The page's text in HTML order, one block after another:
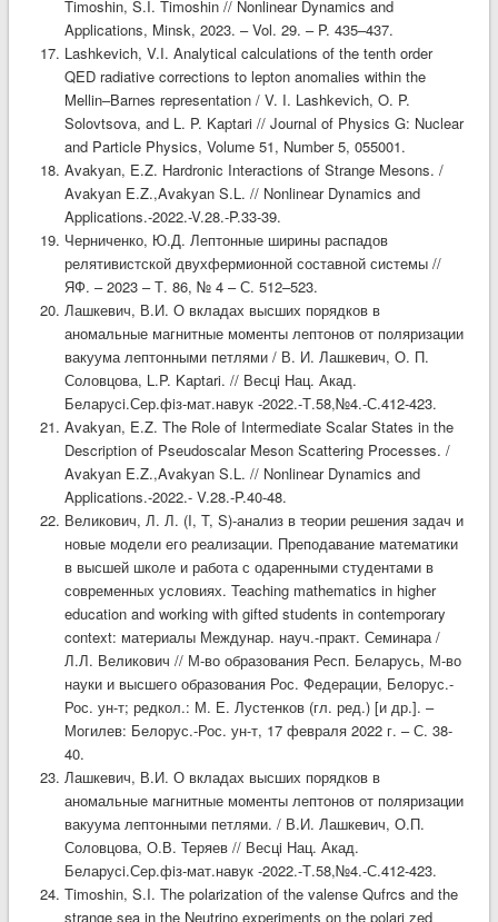
Timoshin, S.I. Timoshin // Nonlinear Dynamics and
Applications, Minsk, 2023. – Vol. 29. – P. 435–437.
Lashkevich, V.I. Analytical calculations of the tenth order
QED radiative corrections to lepton anomalies within the
Mellin–Barnes representation / V. I. Lashkevich, O. P.
Solovtsova, and L. P. Kaptari // Journal of Physics G: Nuclear
and Particle Physics, Volume 51, Number 5, 055001.
Avakyan, E.Z. Hardronic Interactions of Strange Mesons. /
Avakyan E.Z.,Avakyan S.L. // Nonlinear Dynamics and
Applications.-2022.-V.28.-P.33-39.
Черниченко, Ю.Д. Лептонные ширины распадов
релятивистской двухфермионной составной системы //
ЯФ. – 2023 – Т. 86, № 4 – С. 512–523.
Лашкевич, В.И. О вкладах высших порядков в
аномальные магнитные моменты лептонов от поляризации
вакуума лептонными петлями / В. И. Лашкевич, О. П.
Соловцова, L.P. Kaptari. // Весцi Нац. Акад.
Беларусi.Сер.фiз-мат.навук -2022.-Т.58,№4.-С.412-423.
Avakyan, E.Z. The Role of Intermediate Scalar States in the
Description of Pseudoscalar Meson Scattering Processes. /
Avakyan E.Z.,Avakyan S.L. // Nonlinear Dynamics and
Applications.-2022.- V.28.-P.40-48.
Великович, Л. Л. (I, T, S)-анализ в теории решения задач и
новые модели его реализации. Преподавание математики
в высшей школе и работа с одаренными студентами в
современных условиях. Teaching mathematics in higher
education and working with gifted students in contemporary
context: материалы Междунар. науч.-практ. Семинара /
Л.Л. Великович // М-во образования Респ. Беларусь, М-во
науки и высшего образования Рос. Федерации, Белорус.-
Рос. ун-т; редкол.: М. Е. Лустенков (гл. ред.) [и др.]. –
Могилев: Белорус.-Рос. ун-т, 17 февраля 2022 г. – С. 38-
40.
Лашкевич, В.И. О вкладах высших порядков в
аномальные магнитные моменты лептонов от поляризации
вакуума лептонными петлями. / В.И. Лашкевич, О.П.
Соловцова, О.В. Теряев // Весцi Нац. Акад.
Беларусi.Сер.фiз-мат.навук -2022.-Т.58,№4.-С.412-423.
Timoshin, S.I. The polarization of the valense Qufrcs and the
strange sea in the Neutrino experiments on the polari zed